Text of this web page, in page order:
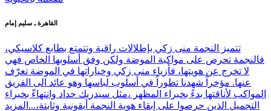
القاهرة ـ سليم إمام
تتميز النجمة منى زكي بإطلالات راقية وتتمتع بطابع كلاسيكي،
فالنجمة تحرص على مواكبة الموضة ولكن وفق أسلوبها الخاص فهي
لا تخرج عن هويتها، فأزياء منى زكي وخياراتها في الموضة تعرّف
عنها. مؤخراً شهدنا تطوراً في أسلوب لباسها وهو عائد الى الفريق
المواكب لأناقتها بدءً بخبراء المظهر ،مثل سيدريك حداد وانتهاءّ بخبراء
التجميل الذين حرصوا على إبقاء هوية النجمة أيقونية وثابتة،... المزيد